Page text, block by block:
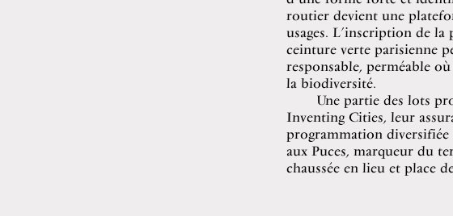
routier devient une
usages. L’inscription de la
ceinture verte parisienne
responsable, perméable
la biodiversité.
Une partie des lots
Inventing Cities, leur
programmation diversifiée
aux Puces, marqueur du
chaussée en lieu et place